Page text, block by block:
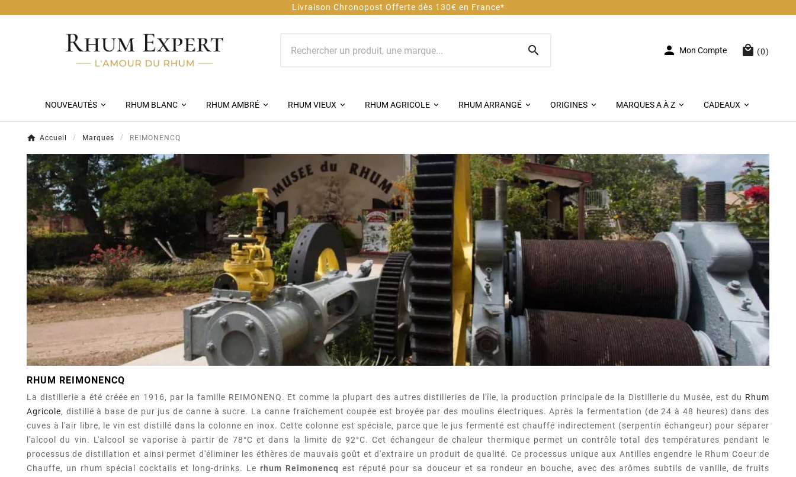
Livraison Chronopost Offerte dès 130€ en France*
  Mon Compte  (0)
NOUVEAUTÉS RHUM BLANC RHUM AMBRÉ RHUM VIEUX RHUM AGRICOLE RHUM ARRANGÉ ORIGINES MARQUES A À Z CADEAUX
Accueil Marques REIMONENCQ
RHUM REIMONENCQ
La distillerie a été créée en 1916, par la famille REIMONENQ. Et comme la plupart des autres distilleries de l'île, la production principale de la Distillerie du Musée, est du Rhum
Agricole, distillé à base de pur jus de canne à sucre. La canne fraîchement coupée est broyée par des moulins électriques. Après la fermentation (de 24 à 48 heures) dans des
cuves à l'air libre, le vin est distillé dans la colonne en inox. Cette colonne est spéciale, parce que le jus fermenté est chauffé indirectement (serpentin échangeur) pour séparer
l'alcool du vin. L'alcool se vaporise à partir de 78°C et dans la limite de 92°C. Cet échangeur de chaleur thermique permet un contrôle total des températures pendant le
processus de distillation et ainsi permet d'éliminer les éthères de mauvais goût et d'extraire un produit de qualité. Ce processus unique aux Antilles engendre le Rhum Coeur de
Chauffe, un rhum spécial cocktails et long-drinks. Lerhum Reimonencq est réputé pour sa douceur et sa rondeur en bouche, avec des arômes subtils de vanille, de fruits